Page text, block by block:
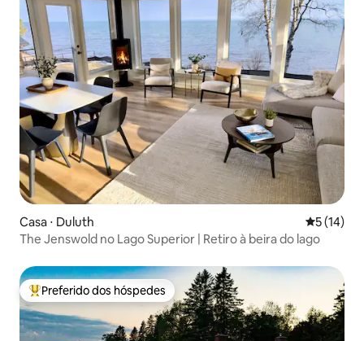
Casa ⋅ Duluth 5 de uma
5 (14)
The Jenswold no Lago Superior | Retiro à beira do lago
Entre os melhores preferidos dos hóspedes
Preferido dos hóspedes